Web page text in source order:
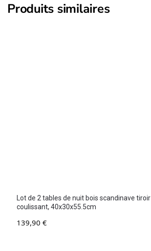
Produits similaires
Lot de 2 tables de nuit bois scandinave tiroir
coulissant, 40x30x55.5cm
139,90 €